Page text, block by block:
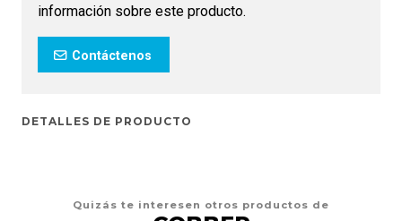
información sobre este producto.
Contáctenos
DETALLES DE PRODUCTO
Quizás te interesen otros productos de